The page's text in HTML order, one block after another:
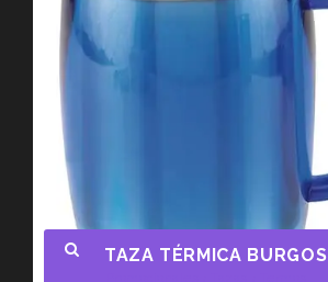
TAZA TÉRMICA BURGOS